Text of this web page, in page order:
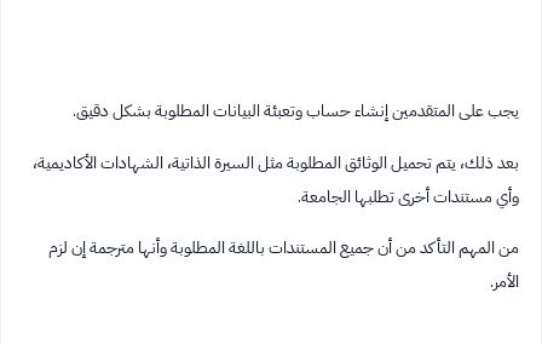
يجب على المتقدمين إنشاء حساب وتعبئة البيانات المطلوبة بشكل دقيق.
بعد ذلك، يتم تحميل الوثائق المطلوبة مثل السيرة الذاتية، الشهادات الأكاديمية،
وأي مستندات أخرى تطلبها الجامعة.
من المهم التأكد من أن جميع المستندات باللغة المطلوبة وأنها مترجمة إن لزم
الأمر.